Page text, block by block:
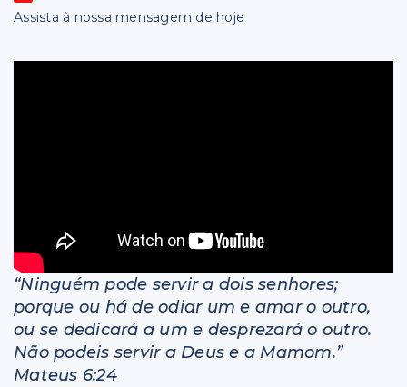
Assista à nossa mensagem de hoje
“Ninguém pode servir a dois senhores;
porque ou há de odiar um e amar o outro,
ou se dedicará a um e desprezará o outro.
Não podeis servir a Deus e a Mamom.”
Mateus 6:24